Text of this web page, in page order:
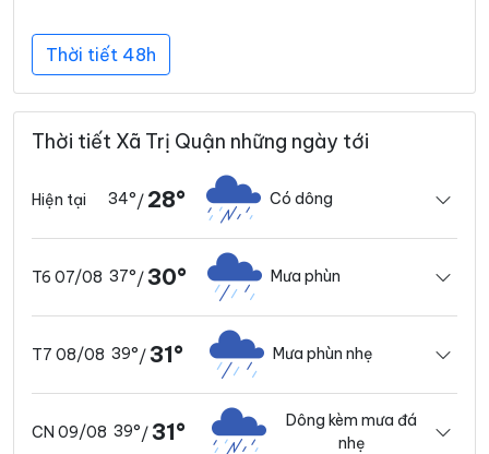
Thời tiết 48h
Thời tiết Xã Trị Quận những ngày tới
Hiện tại 34°/ 28° Có dông
T6 07/08 37°/30° Mưa phùn
T7 08/08 39°/31° Mưa phùn nhẹ
CN 09/08 39°/31°
Dông kèm mưa đá
nhẹ